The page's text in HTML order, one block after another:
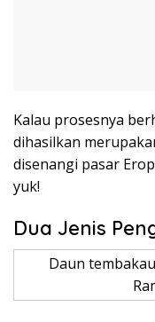
Kalau prosesnya
dihasilkan
disenangi pasar
yuk!
Dua Jenis
Daun